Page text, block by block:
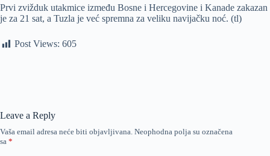
Prvi zvižduk utakmice između Bosne i Hercegovine i Kanade zakazan
je za 21 sat, a Tuzla je već spremna za veliku navijačku noć. (tl)
Post Views: 605
Leave a Reply
Vaša email adresa neće biti objavljivana. Neophodna polja su označena
sa *